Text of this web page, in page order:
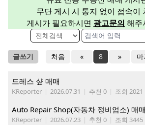
무단 게시 시 통지 없이 접속이
게시가 필요하시면 광고문의 해주
글쓰기 처음 « 8 »
드레스 샾 매매
KReporter | 2026.07.31 | 추천 0 | 조회 2021
Auto Repair Shop(자동차 정비업소) 매매
KReporter | 2026.07.23 | 추천 0 | 조회 3445